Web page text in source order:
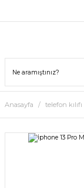
Anasayfa telefon kılıfı